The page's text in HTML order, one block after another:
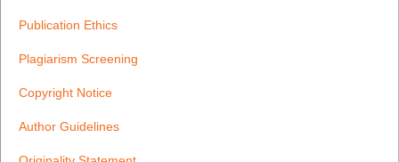
Publication Ethics
Plagiarism Screening
Copyright Notice
Author Guidelines